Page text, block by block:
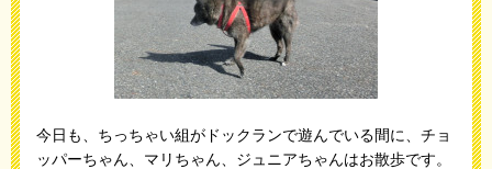
今日も、ちっちゃい組がドックランで遊んでいる間に、チョ
ッパーちゃん、マリちゃん、ジュニアちゃんはお散歩です。